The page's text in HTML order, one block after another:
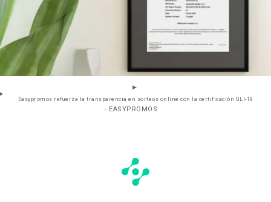
Easypromos refuerza la transparencia en sorteos online con la certificación GLI-19
- EASYPROMOS